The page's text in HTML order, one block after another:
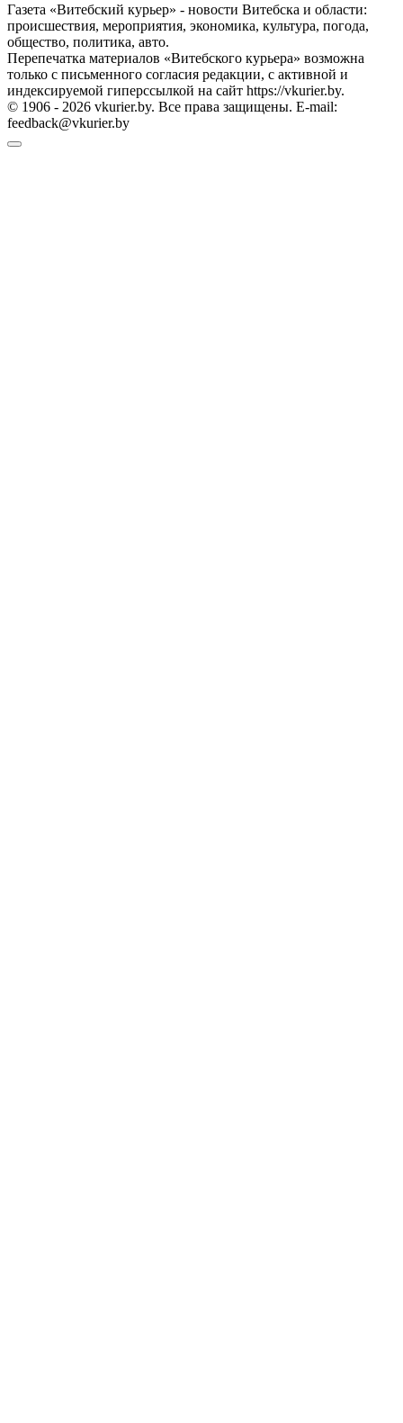
Газета «Витебский курьер» - новости Витебска и области:
происшествия, мероприятия, экономика, культура, погода,
общество, политика, авто.
Перепечатка материалов «Витебского курьера» возможна
только с письменного согласия редакции, с активной и
индексируемой гиперссылкой на сайт https://vkurier.by.
© 1906 - 2026 vkurier.by. Все права защищены. E-mail:
feedback@vkurier.by